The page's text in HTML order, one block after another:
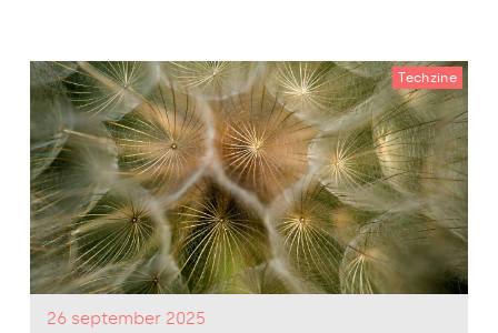
Techzine
26 september 2025